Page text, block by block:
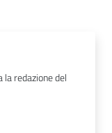
redazione del